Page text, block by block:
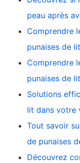
peau après
Comprendre
punaises de
Comprendre
punaises de lit
Solutions
lit dans votre
Tout savoir
de punaises
Découvrez